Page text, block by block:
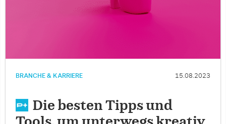
BRANCHE & KARRIERE 15.08.2023
Die besten Tipps und